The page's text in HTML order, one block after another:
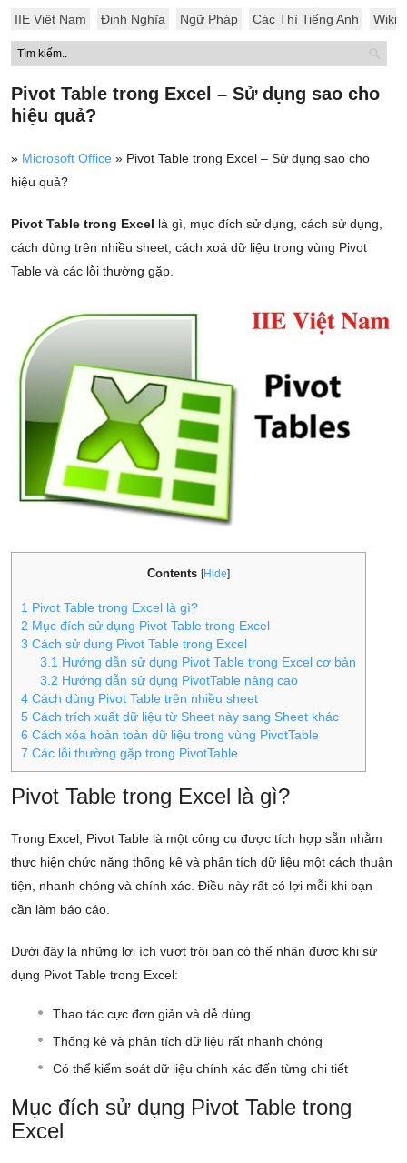
IIE Việt Nam Định Nghĩa Ngữ Pháp Các Thì Tiếng Anh Wiki
Pivot Table trong Excel – Sử dụng sao cho
hiệu quả?
» Microsoft Office » Pivot Table trong Excel – Sử dụng sao cho
hiệu quả?
Pivot Table trong Excel là gì, mục đích sử dụng, cách sử dụng,
cách dùng trên nhiều sheet, cách xoá dữ liệu trong vùng Pivot
Table và các lỗi thường gặp.
Contents [Hide]
1 Pivot Table trong Excel là gì?
2 Mục đích sử dụng Pivot Table trong Excel
3 Cách sử dụng Pivot Table trong Excel
3.1 Hướng dẫn sử dụng Pivot Table trong Excel cơ bản
3.2 Hướng dẫn sử dụng PivotTable nâng cao
4 Cách dùng Pivot Table trên nhiều sheet
5 Cách trích xuất dữ liệu từ Sheet này sang Sheet khác
6 Cách xóa hoàn toàn dữ liệu trong vùng PivotTable
7 Các lỗi thường gặp trong PivotTable
Pivot Table trong Excel là gì?
Trong Excel, Pivot Table là một công cụ được tích hợp sẵn nhằm
thực hiện chức năng thống kê và phân tích dữ liệu một cách thuận
tiện, nhanh chóng và chính xác. Điều này rất có lợi mỗi khi bạn
cần làm báo cáo.
Dưới đây là những lợi ích vượt trội bạn có thể nhận được khi sử
dụng Pivot Table trong Excel:
Thao tác cực đơn giản và dễ dùng.
Thống kê và phân tích dữ liệu rất nhanh chóng
Có thể kiểm soát dữ liệu chính xác đến từng chi tiết
Mục đích sử dụng Pivot Table trong
Excel